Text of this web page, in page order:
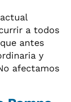
a todos
antes
y
afectamos